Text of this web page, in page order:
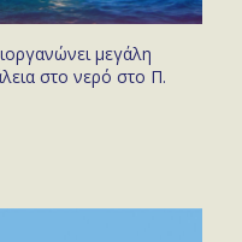
μεγάλη
στο νερό στο Π.